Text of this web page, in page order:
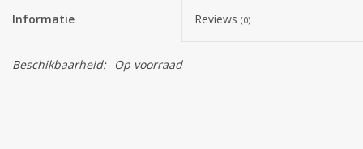
Informatie Reviews (0)
Beschikbaarheid: Op voorraad